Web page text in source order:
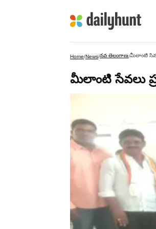
Home/News/నవ తెలంగాణ/మీలాంటి
మీలాంటి సేవలు